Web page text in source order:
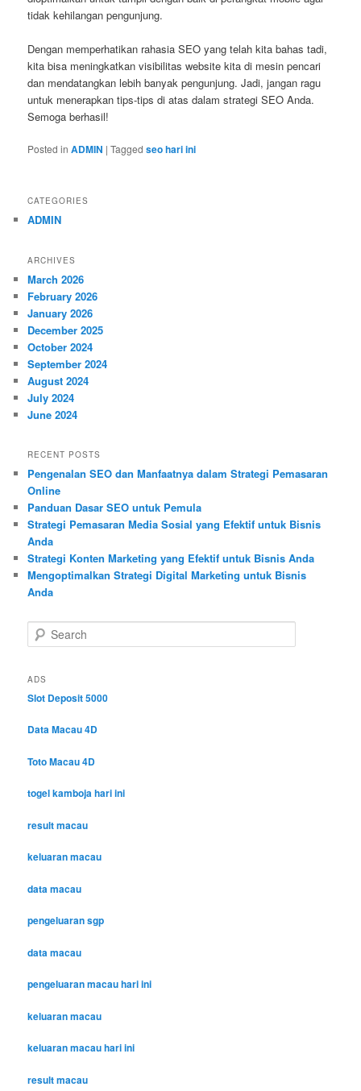
tidak kehilangan pengunjung.
Dengan memperhatikan rahasia SEO yang telah kita bahas tadi,
kita bisa meningkatkan visibilitas website kita di mesin pencari
dan mendatangkan lebih banyak pengunjung. Jadi, jangan ragu
untuk menerapkan tips-tips di atas dalam strategi SEO Anda.
Semoga berhasil!
Posted in ADMIN |Tagged seo hari ini
CATEGORIES
ADMIN
ARCHIVES
March 2026
February 2026
January 2026
December 2025
October 2024
September 2024
August 2024
July 2024
June 2024
RECENT POSTS
Pengenalan SEO dan Manfaatnya dalam Strategi Pemasaran
Online
Panduan Dasar SEO untuk Pemula
Strategi Pemasaran Media Sosial yang Efektif untuk Bisnis
Anda
Strategi Konten Marketing yang Efektif untuk Bisnis Anda
Mengoptimalkan Strategi Digital Marketing untuk Bisnis
Anda
e
r
h
ADS
Slot Deposit 5000
Data Macau 4D
Toto Macau 4D
togel kamboja hari ini
result macau
keluaran macau
data macau
pengeluaran sgp
data macau
pengeluaran macau hari ini
keluaran macau
keluaran macau hari ini
result macau